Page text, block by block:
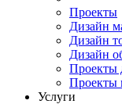
Проекты
Дизайн
Дизайн
Дизайн
Проекты
Проекты
Услуги